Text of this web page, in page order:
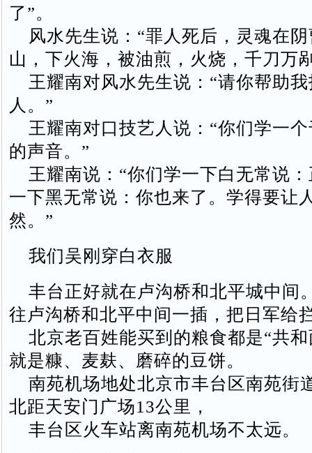
了”。
风水先生说：“罪人死后，灵魂在阴
山，下火海，被油煎，火烧，千刀万
王耀南对风水先生说：“请你帮助
人。”
王耀南对口技艺人说：“你们学一
的声音。”
王耀南说：“你们学一下白无常说
一下黑无常说：你也来了。学得要让
然。”
我们吴刚穿白衣服
丰台正好就在卢沟桥和北平城中间
往卢沟桥和北平中间一插，把日军
北京老百姓能买到的粮食都是“共和
就是糠、麦麸、磨碎的豆饼。
南苑机场地处北京市丰台区南苑街
北距天安门广场13公里，
丰台区火车站离南苑机场不太远。